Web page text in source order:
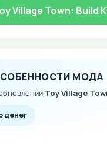
Village Town: Build
МОДА
Toy Village
денег